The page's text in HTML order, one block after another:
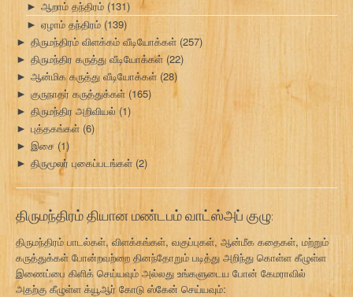
► ஆறாம் தந்திரம் (131)
► ஏழாம் தந்திரம் (139)
► திருமந்திரம் விளக்கம் வீடியோக்கள் (257)
► திருமந்திர கருத்து வீடியோக்கள் (22)
► ஆன்மிக கருத்து வீடியோக்கள் (28)
► குருநாதர் கருத்துக்கள் (165)
► திருமந்திர அறிவியல் (1)
► புத்தகங்கள் (6)
► இசை (1)
► திருமூலர் புகைப்படங்கள் (2)
திருமந்திரம் தியான மண்டபம் வாட்ஸ்அப் குழு:
திருமந்திரம் பாடல்கள், விளக்கங்கள், வகுப்புகள், ஆன்மீக கதைகள், மற்றும்
கருத்துக்கள் போன்றவற்றை தினந்தோறும் படித்து அறிந்து கொள்ள கீழுள்ள
இணைப்பை கிளிக் செய்யவும் அல்லது உங்களுடைய போன் கேமராவில்
அதற்கு கீழுள்ள க்யூஆர் கோடு ஸ்கேன் செய்யவும்: